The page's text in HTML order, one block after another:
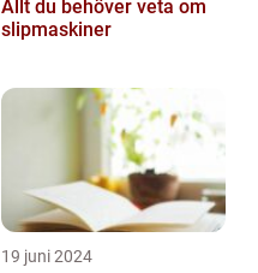
Allt du behöver veta om
slipmaskiner
19 juni 2024